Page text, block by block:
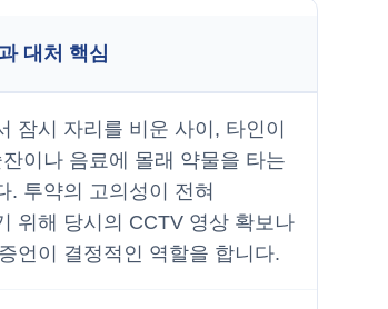
대처 핵심
잠시 자리를 비운 사이, 타인이
이나 음료에 몰래 약물을 타는
. 투약의 고의성이 전혀
위해 당시의 CCTV 영상 확보나
언이 결정적인 역할을 합니다.